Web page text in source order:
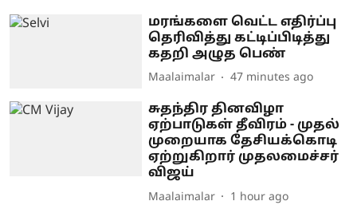
மரங்களை வெட்ட எதிர்ப்பு
தெரிவித்து கட்டிப்பிடித்து
கதறி அழுத பெண்
Maalaimalar 47 minutes ago
சுதந்திர தினவிழா
ஏற்பாடுகள் தீவிரம் - முதல்
முறையாக தேசியக்கொடி
ஏற்றுகிறார் முதலமைச்சர்
விஜய்
Maalaimalar 1 hour ago